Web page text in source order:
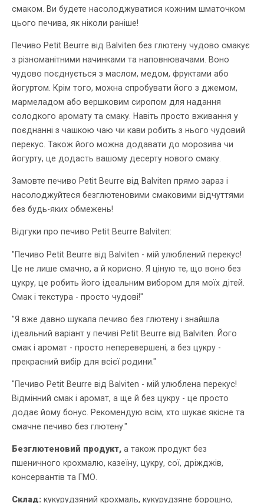
смаком. Ви будете насолоджуватися кожним шматочком
цього печива, як ніколи раніше!
Печиво Petit Beurre від Balviten без глютену чудово смакує
з різноманітними начинками та наповнювачами. Воно
чудово поєднується з маслом, медом, фруктами або
йогуртом. Крім того, можна спробувати його з джемом,
мармеладом або вершковим сиропом для надання
солодкого аромату та смаку. Навіть просто вживання у
поєднанні з чашкою чаю чи кави робить з нього чудовий
перекус. Також його можна додавати до морозива чи
йогурту, це додасть вашому десерту нового смаку.
Замовте печиво Petit Beurre від Balviten прямо зараз і
насолоджуйтеся безглютеновими смаковими відчуттями
без будь-яких обмежень!
Відгуки про печиво Petit Beurre Balviten:
"Печиво Petit Beurre від Balviten - мій улюблений перекус!
Це не лише смачно, а й корисно. Я ціную те, що воно без
цукру, це робить його ідеальним вибором для моїх дітей.
Смак і текстура - просто чудові!"
"Я вже давно шукала печиво без глютену і знайшла
ідеальний варіант у печиві Petit Beurre від Balviten. Його
смак і аромат - просто неперевершені, а без цукру -
прекрасний вибір для всієї родини."
"Печиво Petit Beurre від Balviten - мій улюблена перекус!
Відмінний смак і аромат, а ще й без цукру - це просто
додає йому бонус. Рекомендую всім, хто шукає якісне та
смачне печиво без глютену."
Безглютеновий продукт, а також продукт без
пшеничного крохмалю, казеїну, цукру, сої, дріжджів,
консервантів та ГМО.
Склад: кукурудзяний крохмаль, кукурудзяне борошно,